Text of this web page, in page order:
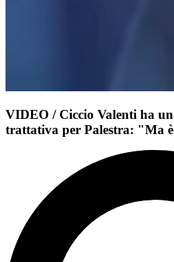
VIDEO / Ciccio Valenti ha
trattativa per Palestra: "Ma